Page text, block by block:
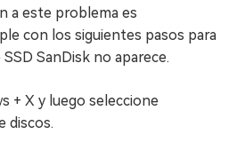
a este problema es
con los siguientes pasos para
SanDisk no aparece.
+ X y luego seleccione
discos.